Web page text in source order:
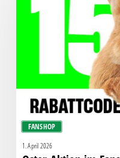
FANSHOP
Fanshop.
1. April 2026